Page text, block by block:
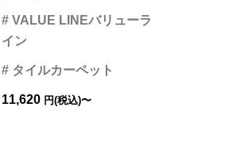
# VALUE LINEバリューラ
イン
# タイルカーペット
11,620 円(税込)〜